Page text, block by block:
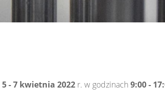
5 - 7 kwietnia 2022 r. w godzinach 9:00 -